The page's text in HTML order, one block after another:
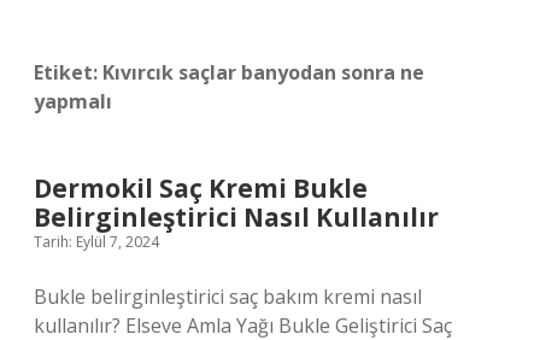
Etiket: Kıvırcık saçlar banyodan sonra ne
yapmalı
Dermokil Saç Kremi Bukle
Belirginleştirici Nasıl Kullanılır
Tarih: Eylül 7, 2024
Bukle belirginleştirici saç bakım kremi nasıl
kullanılır? Elseve Amla Yağı Bukle Geliştirici Saç